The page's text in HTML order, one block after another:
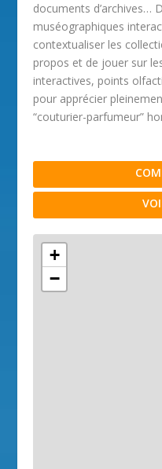
documents d’archives…
muséographiques
contextualiser les
propos et de jouer sur
interactives, points
pour apprécier
“couturier-parfumeur”
+
−